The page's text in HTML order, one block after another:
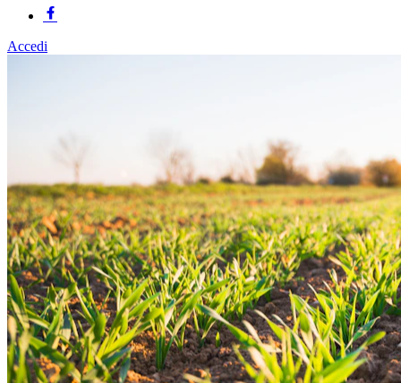
Accedi